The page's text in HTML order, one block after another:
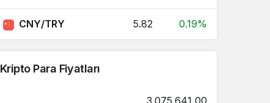
CNY/TRY 5.82 0.19%
Kripto Para Fiyatları
3.075.641,00